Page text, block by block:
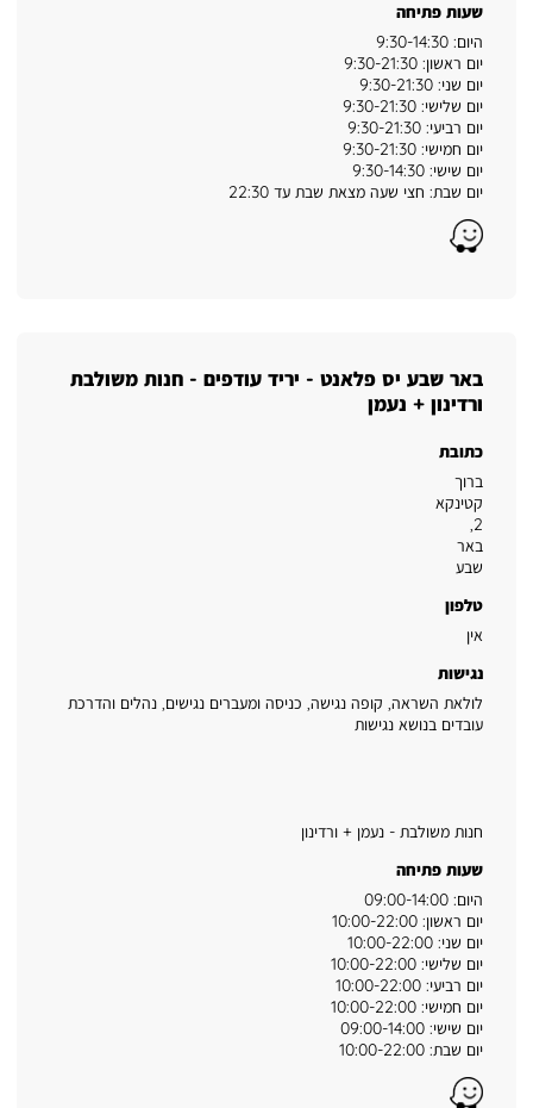
שעות פתיחה
היום: 9:30-14:30
יום ראשון: 9:30-21:30
יום שני: 9:30-21:30
יום שלישי: 9:30-21:30
יום רביעי: 9:30-21:30
יום חמישי: 9:30-21:30
יום שישי: 9:30-14:30
יום שבת: חצי שעה מצאת שבת עד 22:30
Waze
באר שבע יס פלאנט - יריד עודפים - חנות משולבת
ורדינון + נעמן
כתובת
ברוך
קטינקא
2
,
באר
שבע
טלפון
אין
נגישות
לולאת השראה, קופה נגישה, כניסה ומעברים נגישים, נהלים והדרכת
עובדים בנושא נגישות
חנות משולבת - נעמן + ורדינון
שעות פתיחה
היום: 09:00-14:00
יום ראשון: 10:00-22:00
יום שני: 10:00-22:00
יום שלישי: 10:00-22:00
יום רביעי: 10:00-22:00
יום חמישי: 10:00-22:00
יום שישי: 09:00-14:00
יום שבת: 10:00-22:00
Waze